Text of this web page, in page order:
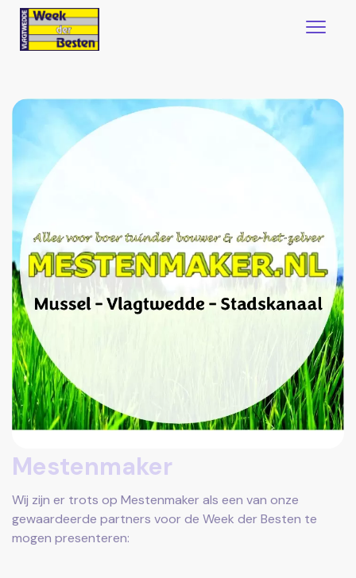
Mestenmaker
Wij zijn er trots op Mestenmaker als een van onze
gewaardeerde partners voor de Week der Besten te
mogen presenteren: